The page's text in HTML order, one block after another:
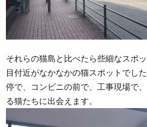
それらの猫島と比べたら些細なスポ
目付近がなかなかの猫スポットでし
停で、コンビニの前で、工事現場で
る猫たちに出会えます。